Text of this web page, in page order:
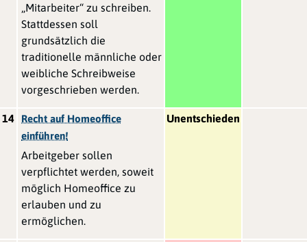
„Mitarbeiter“ zu schreiben.
Stattdessen soll
grundsätzlich die
traditionelle männliche oder
weibliche Schreibweise
vorgeschrieben werden.
14
Recht auf Homeoffice
einführen!
Arbeitgeber sollen
verpflichtet werden, soweit
möglich Homeoffice zu
erlauben und zu
ermöglichen.
Unentschieden